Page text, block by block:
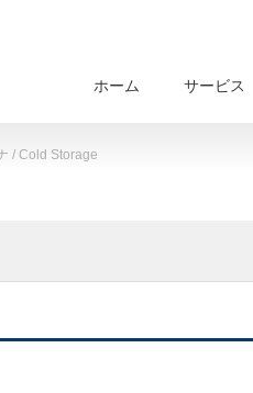
ホーム サービス
/ Cold Storage